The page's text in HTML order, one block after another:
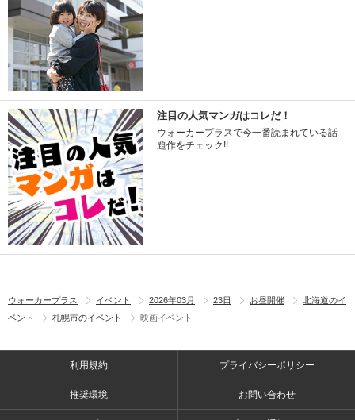
注目の人気マンガはコレだ！
ウォーカープラスで今一番読まれている話
題作をチェック!!
ウォーカープラス イベント 2026年03月 23日 お昼開催
北海道のイ
ベント
札幌市のイベント 映画イベント
利用規約 プライバシーポリシー
推奨環境 お問い合わせ